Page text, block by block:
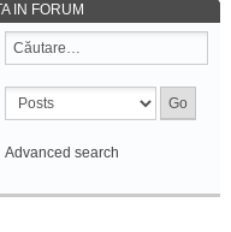
IN FORUM
Advanced search